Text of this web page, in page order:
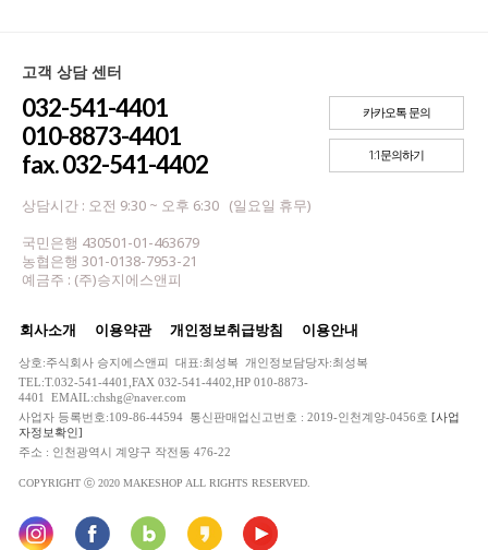
고객 상담 센터
032-541-4401
010-8873-4401
fax. 032-541-4402
상담시간 : 오전 9:30 ~ 오후 6:30 (일요일 휴무)
국민은행 430501-01-463679
농협은행 301-0138-7953-21
예금주 : (주)승지에스앤피
카카오톡 문의
1:1문의하기
회사소개 이용약관 개인정보취급방침 이용안내
상호:주식회사 승지에스앤피 대표:최성복 개인정보담당자:최성복
TEL:T.032-541-4401,FAX 032-541-4402,HP 010-8873-
4401 EMAIL:chshg@naver.com
사업자 등록번호:109-86-44594 통신판매업신고번호 : 2019-인천계양-0456호 [사업
자정보확인]
주소 : 인천광역시 계양구 작전동 476-22
COPYRIGHT ⓒ 2020 MAKESHOP ALL RIGHTS RESERVED.